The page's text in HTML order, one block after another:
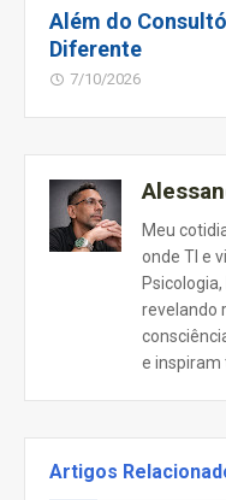
Além do
Diferente
7/10/2026
Meu
onde TI e
revelando
e inspiram
Artigos